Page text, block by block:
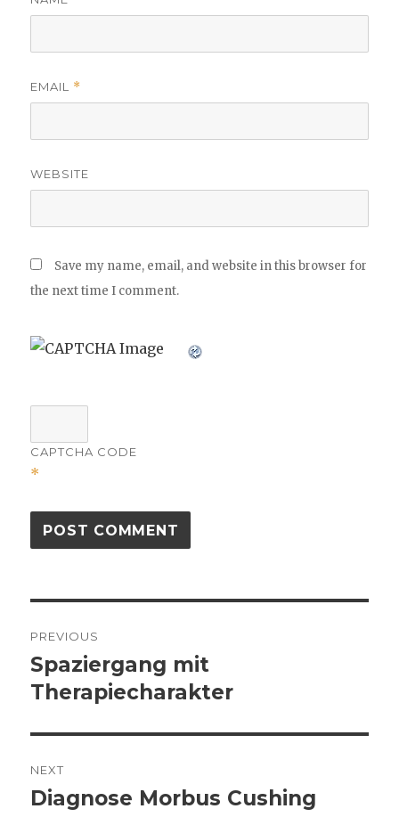
EMAIL *
WEBSITE
Save my name, email, and website in this browser for
the next time I comment.
CAPTCHA CODE
*
navigation
PREVIOUS
Previous
post:
Spaziergang mit
Therapiecharakter
NEXT
Next
Diagnose Morbus Cushing